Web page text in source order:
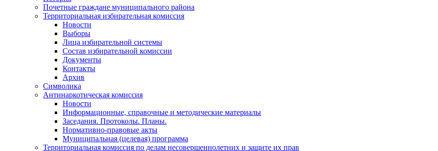
Почетные граждане муниципального района
Территориальная избирательная комиссия
Новости
Выборы
Лица избирательной системы
Состав избирательной комиссии
Документы
Контакты
Архив
Символика
Антинаркотическая комиссия
Новости
Информационные, справочные и методические материалы
Заседания. Протоколы. Планы.
Нормативно-правовые акты
Муниципальная (целевая) программа
Территориальная комиссия по делам несовершеннолетних и защите их прав